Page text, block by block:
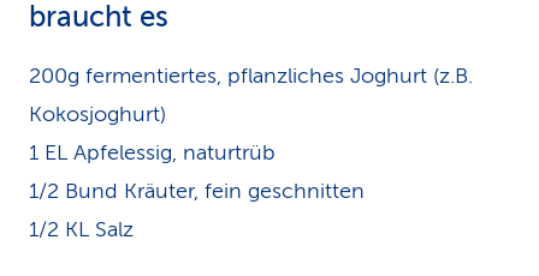
braucht es
200g fermentiertes, pflanzliches Joghurt (z.B.
Kokosjoghurt)
1 EL Apfelessig, naturtrüb
1/2 Bund Kräuter, fein geschnitten
1/2 KL Salz